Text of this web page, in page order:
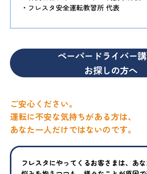
・フレスタ安全運転教習所 代表
ペーパードライバー
お探しの方へ
ご安心ください。
運転に不安な気持ちがある方は、
あなた一人だけではないのです。
フレスタにやってくるお客さまは、あ